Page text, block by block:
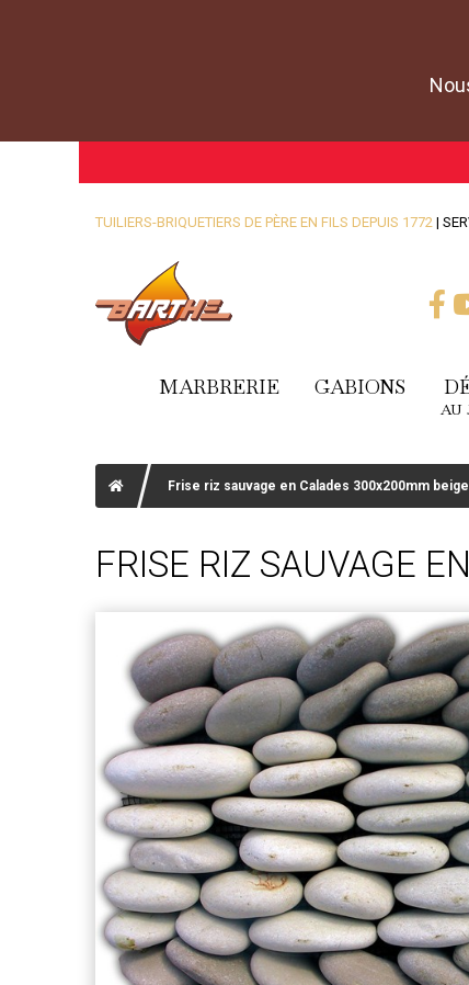
TUILIERS-BRIQUETIERS DE PÈRE EN FILS DEPUIS 1772 |
MARBRERIE GABIONS
AU
Frise riz sauvage en Calades 300x200mm
FRISE RIZ SAUVAGE